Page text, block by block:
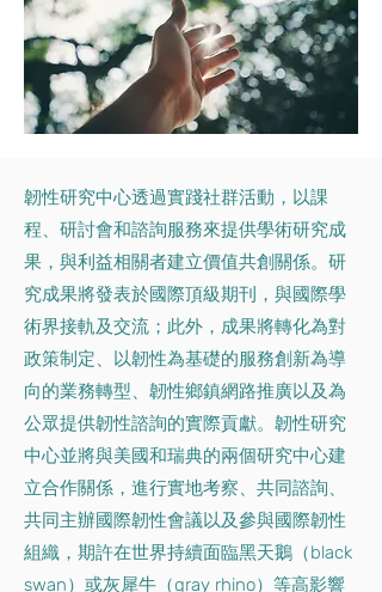
韌性研究中心透過實踐社群活動，以課
程、研討會和諮詢服務來提供學術研究成
果，與利益相關者建立價值共創關係。研
究成果將發表於國際頂級期刊，與國際學
術界接軌及交流；此外，成果將轉化為對
政策制定、以韌性為基礎的服務創新為導
向的業務轉型、韌性鄉鎮網路推廣以及為
公眾提供韌性諮詢的實際貢獻。韌性研究
中心並將與美國和瑞典的兩個研究中心建
立合作關係，進行實地考察、共同諮詢、
共同主辦國際韌性會議以及參與國際韌性
組織，期許在世界持續面臨黑天鵝（black
swan）或灰犀牛（gray rhino）等高影響